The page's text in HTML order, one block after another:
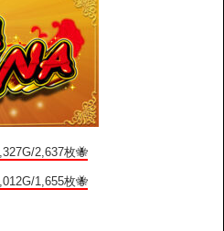
2,637枚🐝
1,655枚🐝